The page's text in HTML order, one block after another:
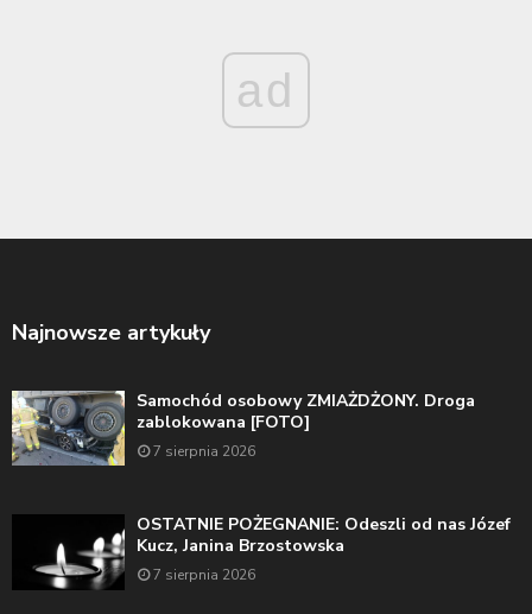
ad
Najnowsze artykuły
Samochód osobowy ZMIAŻDŻONY. Droga
zablokowana [FOTO]
7 sierpnia 2026
OSTATNIE POŻEGNANIE: Odeszli od nas Józef
Kucz, Janina Brzostowska
7 sierpnia 2026